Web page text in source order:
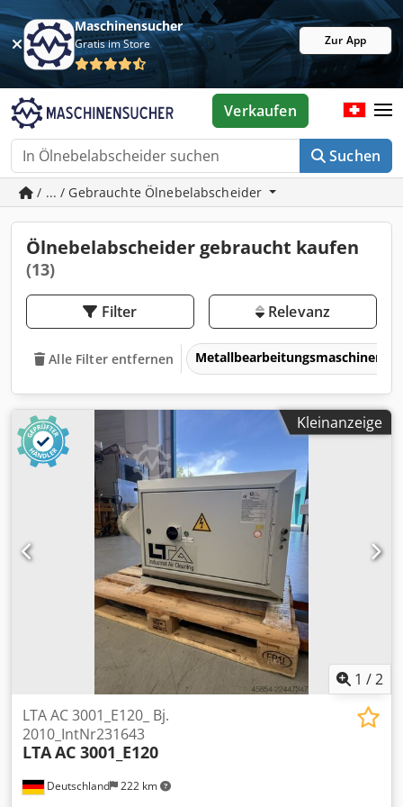
Maschinensucher
Gratis im Store Zur App
Suchen
Verkaufen
/ ... / Gebrauchte Ölnebelabscheider
Ölnebelabscheider gebraucht kaufen
(13)
Filter Relevanz
Alle Filter entfernen Metallbearbeitungsmaschinen
Kleinanzeige
1 /2
Deutschland 222 km
LTA AC 3001_E120_ Bj.
2010_IntNr231643
LTAAC 3001_E120